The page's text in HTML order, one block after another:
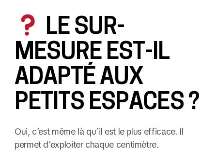
LE SUR-
MESURE EST-IL
ADAPTÉ AUX
PETITS ESPACES ?
Oui, c’est même là qu’il est le plus efficace. Il
permet d’exploiter chaque centimètre.